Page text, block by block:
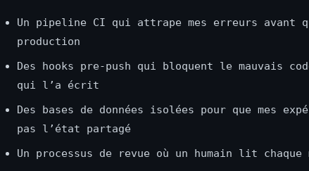
Un pipeline CI qui attrape mes erreurs avant
production
Des hooks pre-push qui bloquent le mauvais
qui l’a écrit
Des bases de données isolées pour que mes
pas l’état partagé
Un processus de revue où un humain lit chaque